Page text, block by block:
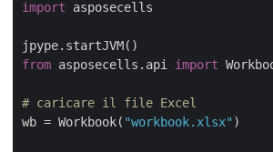
import asposecells
from asposecells.api import
# caricare il file Excel
wb = Workbook( "workbook.xlsx" )